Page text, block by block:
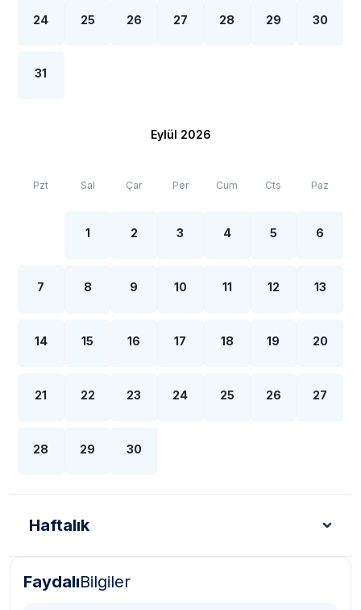
24 25 26 27 28 29 30
31
Eylül 2026
Pzt Sal Çar Per Cum Cts Paz
1 2 3 4 5 6
7 8 9 10 11 12 13
14 15 16 17 18 19 20
21 22 23 24 25 26 27
28 29 30
Haftalık
Türk Lirası - TL
FaydalıBilgiler